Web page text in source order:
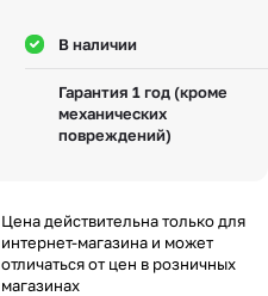
В наличии
Гарантия 1 год (кроме
механических
повреждений)
Цена действительна только для
интернет-магазина и может
отличаться от цен в розничных
магазинах